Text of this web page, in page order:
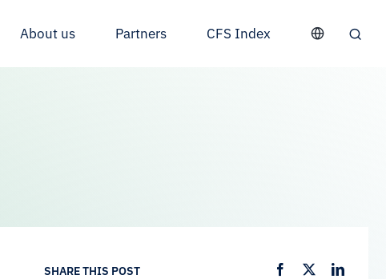
About us Partners CFS Index
SHARE THIS POST